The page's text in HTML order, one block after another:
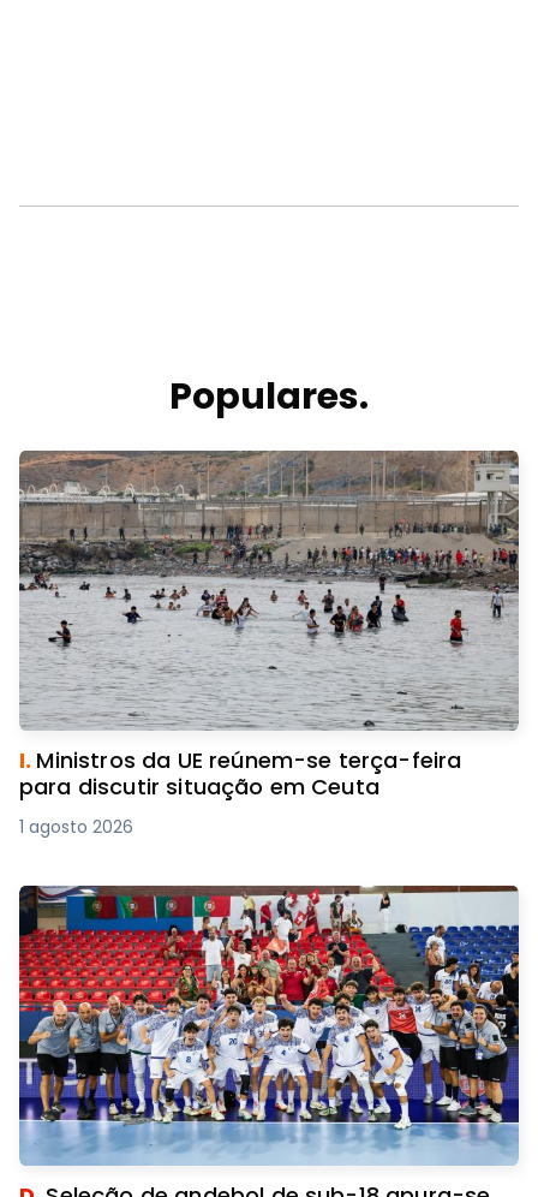
Populares.
I. Ministros da UE reúnem-se terça-feira
para discutir situação em Ceuta
1 agosto 2026